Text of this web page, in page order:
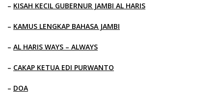
– KISAH KECIL GUBERNUR JAMBI AL HARIS
– KAMUS LENGKAP BAHASA JAMBI
– AL HARIS WAYS – ALWAYS
– CAKAP KETUA EDI PURWANTO
– DOA